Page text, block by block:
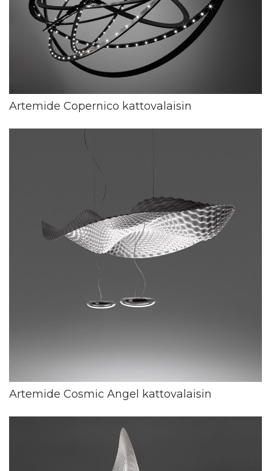
Artemide Copernico kattovalaisin
Artemide Cosmic Angel kattovalaisin